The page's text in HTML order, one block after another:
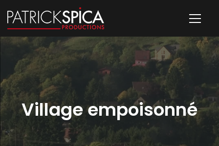
Village empoisonné